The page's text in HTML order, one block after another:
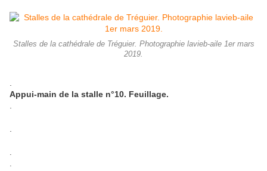
Stalles de la cathédrale de Tréguier. Photographie lavieb-aile 1er mars
2019.
Appui-main de la stalle n°10. Feuillage.
.
.